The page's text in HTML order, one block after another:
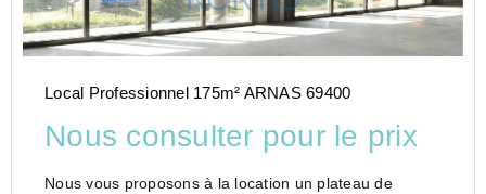
Local Professionnel 175m² ARNAS 69400
Nous consulter pour le prix
Nous vous proposons à la location un plateau de